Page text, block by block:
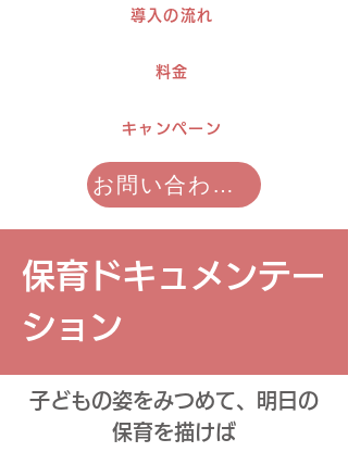
導入の流れ
料金
キャンペーン
お問い合わせ・資料請求
保育ドキュメンテー
ション
子どもの姿をみつめて、明日の
保育を描けば